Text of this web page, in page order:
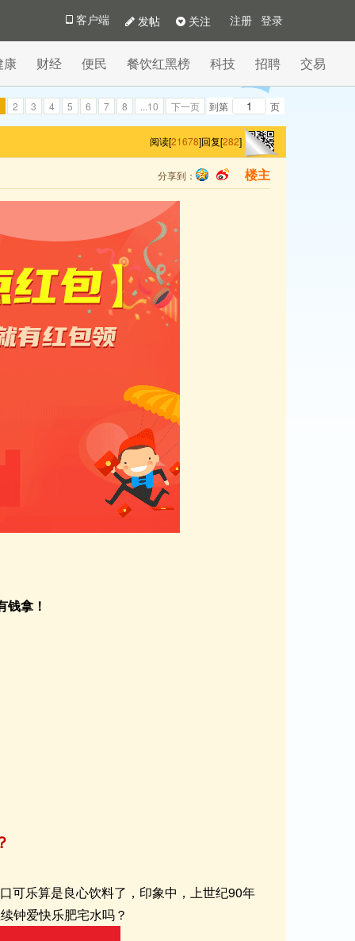
注册 登录
关注
发帖
客户端
康 财经 便民 餐饮红黑榜 科技 招聘 交易
2 3 4 5 6 7 8 ...10 下一页 到第 页
阅读[21678]回复[282]
楼主
分享到：
qq
sina
钱拿！
可乐算是良心饮料了，印象中，上世纪90年
钟爱快乐肥宅水吗？